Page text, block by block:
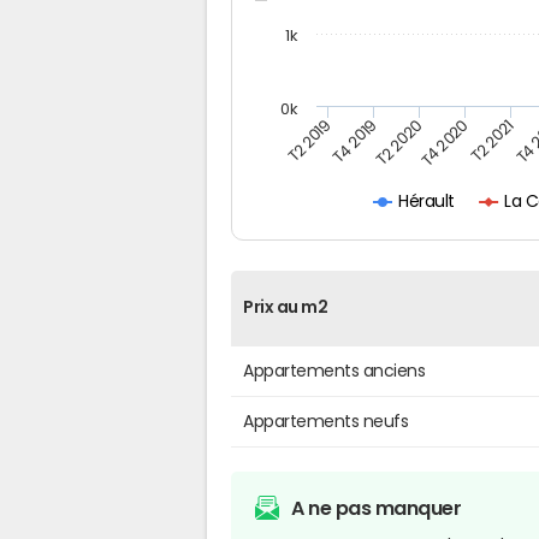
Hérault La
T2 2019T4 2019T2 2020T4 2020T2 2021T4
1k
0k
Prix au m2
Appartements anciens
Appartements neufs
A ne pas manquer